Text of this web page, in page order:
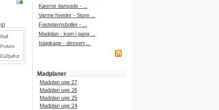
Køerne dansede - ...
Varme hveder - Store ...
Fastelavnsboller - ...
Madplan - kom i gang ...
Islagkage - dessert ...
Madplaner
Madplan uge 27
Madplan uge 26
Madplan uge 25
Madplan uge 24